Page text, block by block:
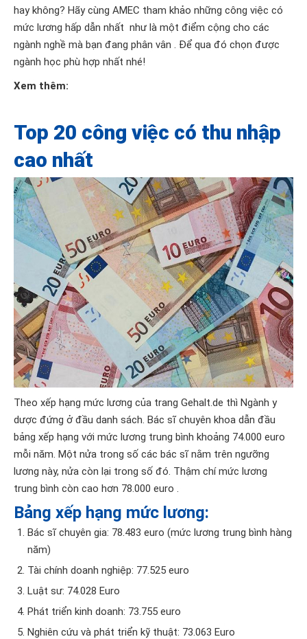
hay không? Hãy cùng AMEC tham khảo những công việc có
mức lương hấp dẫn nhất như là một điểm cộng cho các
ngành nghề mà bạn đang phân vân . Để qua đó chọn được
ngành học phù hợp nhất nhé!
Xem thêm:
Top 20 công việc có thu nhập
cao nhất
Theo xếp hạng mức lương của trang Gehalt.de thì Ngành y
dược đứng ở đầu danh sách. Bác sĩ chuyên khoa dẫn đầu
bảng xếp hạng với mức lương trung bình khoảng 74.000 euro
mỗi năm. Một nửa trong số các bác sĩ nằm trên ngưỡng
lương này, nửa còn lại trong số đó. Thậm chí mức lương
trung bình còn cao hơn 78.000 euro .
Bảng xếp hạng mức lương:
Bác sĩ chuyên gia: 78.483 euro (mức lương trung bình hàng
năm)
Tài chính doanh nghiệp: 77.525 euro
Luật sư: 74.028 Euro
Phát triển kinh doanh: 73.755 euro
Nghiên cứu và phát triển kỹ thuật: 73.063 Euro